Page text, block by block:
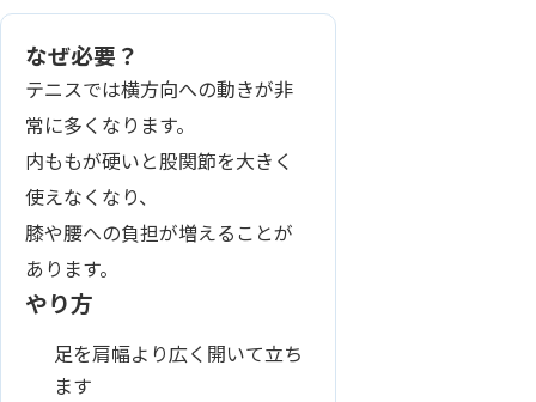
なぜ必要？
テニスでは横方向への動きが非
常に多くなります。
内ももが硬いと股関節を大きく
使えなくなり、
膝や腰への負担が増えることが
あります。
やり方
足を肩幅より広く開いて立ち
ます